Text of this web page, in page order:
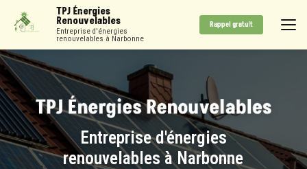
contenu
TPJ Énergies
Renouvelables
Entreprise d'énergies
renouvelables à Narbonne
Rappel gratuit
Entreprise d'énergies
renouvelables à Narbonne